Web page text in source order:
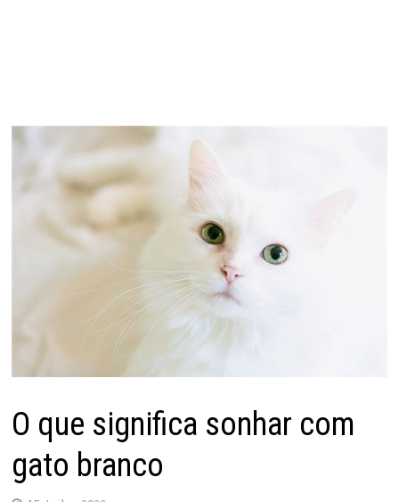
O que significa sonhar com
gato branco